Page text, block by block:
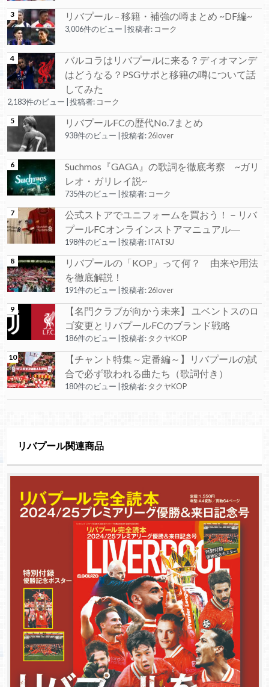
リバプール – 移籍・補強の噂まとめ ~DF編~
3,006件のビュー 投稿者: コーク
バルコラはリバプールに来る？ディオマンデ
はどうなる？PSGサポと移籍の噂について話
してみた
2,183件のビュー 投稿者: コーク
リバプールFCの歴代No.7まとめ
938件のビュー 投稿者:26lover
Suchmos『GAGA』の歌詞を徹底考察 ~ガリ
レオ・ガリレイ説~
735件のビュー 投稿者: コーク
公式ストアでユニフォームを買おう！－リバ
プールFCオンラインストアマニュアル―
198件のビュー 投稿者:ITATSU
リバプールの「KOP」って何？ 由来や用法
を徹底解説！
191件のビュー 投稿者:26lover
【名門クラブが向かう未来】 ユベントスのロ
ゴ変更とリバプールFCのブランド戦略
186件のビュー 投稿者: タクヤKOP
【チャント特集～定番編～】リバプールの試
合で必ず歌われる曲たち（歌詞付き）
180件のビュー 投稿者: タクヤKOP
リバプール関連商品